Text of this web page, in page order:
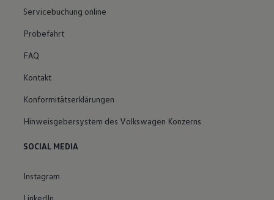
Servicebuchung online
Probefahrt
FAQ
Kontakt
Konformitätserklärungen
Hinweisgebersystem des Volkswagen Konzerns
SOCIAL MEDIA
Instagram
LinkedIn